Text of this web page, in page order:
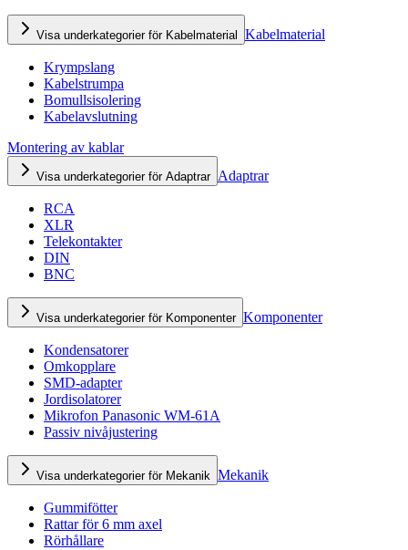
Visa underkategorier för Kabelmaterial Kabelmaterial
Krympslang
Kabelstrumpa
Bomullsisolering
Kabelavslutning
Montering av kablar
Visa underkategorier för Adaptrar Adaptrar
RCA
XLR
Telekontakter
DIN
BNC
Visa underkategorier för Komponenter Komponenter
Kondensatorer
Omkopplare
SMD-adapter
Jordisolatorer
Mikrofon Panasonic WM-61A
Passiv nivåjustering
Visa underkategorier för Mekanik Mekanik
Gummifötter
Rattar för 6 mm axel
Rörhållare